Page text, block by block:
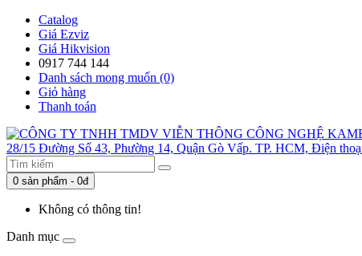
Catalog
Giá Ezviz
Giá Hikvision
0917 744 144
Danh sách mong muốn (0)
Giỏ hàng
Thanh toán
0 sản phẩm - 0đ
Không có thông tin!
Danh mục